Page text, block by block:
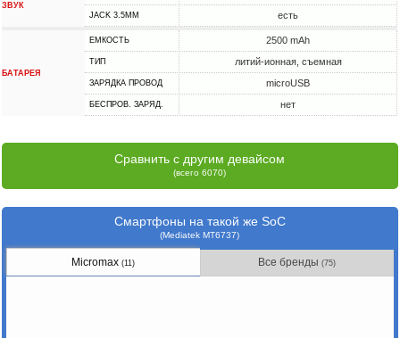
ЗВУК
JACK 3.5MM есть
БАТАРЕЯ
ЕМКОСТЬ 2500 mAh
ТИП литий-ионная, съемная
ЗАРЯДКА ПРОВОД microUSB
БЕСПРОВ. ЗАРЯД. нет
Сравнить с другим девайсом
(всего 6070)
Смартфоны на такой же SoC
(Mediatek MT6737)
Micromax(11) Все бренды(75)